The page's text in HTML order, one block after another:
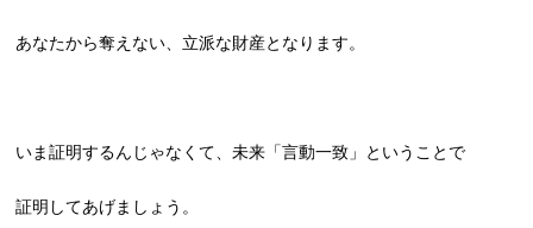
あなたから奪えない、立派な財産となります。
いま証明するんじゃなくて、未来「言動一致」ということで
証明してあげましょう。